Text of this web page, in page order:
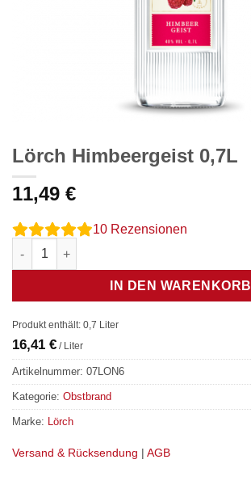
Lörch Himbeergeist 0,7L
11,49 €
10 Rezensionen
Lörch Himbeergeist 0,7L Menge
IN DEN WARENKORB
Produkt enthält: 0,7 Liter
16,41 € / Liter
Artikelnummer: 07LON6
Kategorie: Obstbrand
Marke: Lörch
Versand & Rücksendung | AGB